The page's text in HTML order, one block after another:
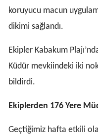
koruyucu macun
dikimi sağlandı.
Ekipler Kabakum
Küdür mevkiindeki iki
bildirdi.
Ekiplerden 176 Yere
Geçtiğimiz hafta etkili